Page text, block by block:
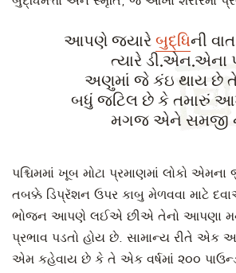
આપણે જ્યારે બુદ્ધિની
ત્યારે ડી.એન.એના
અણુમાં જે કંઇ થાય છે
બધું જટિલ છે કે તમારું
મગજ એને સમજી
પશ્ચિમમાં ખૂબ મોટા પ્રમાણમાં લોકો એમના
તબક્કે ડિપ્રૅશન ઉપર કાબુ મેળવવા માટે
ભોજન આપણે લઈએ છીએ તેનો આપણા મન
પ્રભાવ પડતો હોય છે. સામાન્ય રીતે એક
એમ કહેવાય છે કે તે એક વર્ષમાં ૨૦૦